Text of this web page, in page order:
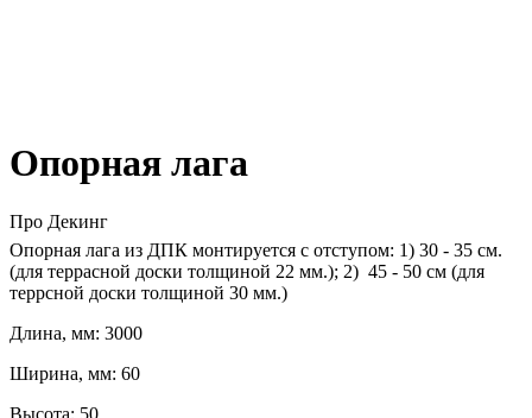
Опорная лага
Про Декинг
Опорная лага из ДПК монтируется с отступом: 1) 30 - 35 см.
(для террасной доски толщиной 22 мм.); 2) 45 - 50 см (для
террсной доски толщиной 30 мм.)
Длина, мм: 3000
Ширина, мм: 60
Высота: 50